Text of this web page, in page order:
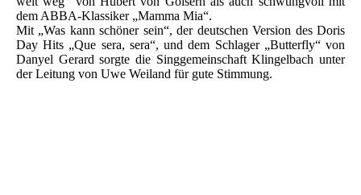
dem ABBA-Klassiker „Mamma Mia“.
Mit „Was kann schöner sein“, der deutschen Version des Doris
Day Hits „Que sera, sera“, und dem Schlager „Butterfly“ von
Danyel Gerard sorgte die Singgemeinschaft Klingelbach unter
der Leitung von Uwe Weiland für gute Stimmung.